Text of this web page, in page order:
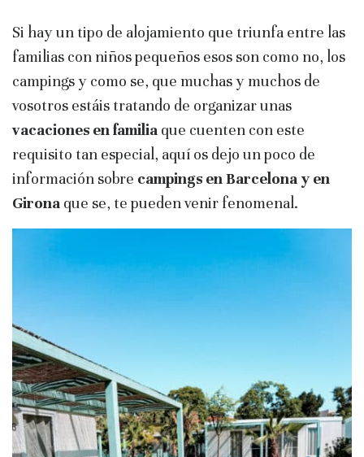
Si hay un tipo de alojamiento que triunfa entre las
familias con niños pequeños esos son como no, los
campings y como se, que muchas y muchos de
vosotros estáis tratando de organizar unas
vacaciones en familia que cuenten con este
requisito tan especial, aquí os dejo un poco de
información sobre campings enBarcelonay en
Girona que se, te pueden venir fenomenal.